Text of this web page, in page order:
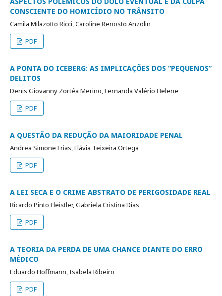
CONSCIENTE DO HOMICÍDIO NO TRÂNSITO
Camila Milazotto Ricci, Caroline Renosto Anzolin
PDF
A PONTA DO ICEBERG: AS IMPLICAÇÕES DOS “PEQUENOS”
DELITOS
Denis Giovanny Zortéa Merino, Fernanda Valério Helene
PDF
A QUESTÃO DA REDUÇÃO DA MAIORIDADE PENAL
Andrea Simone Frias, Flávia Teixeira Ortega
PDF
A LEI SECA E O CRIME ABSTRATO DE PERIGOSIDADE REAL
Ricardo Pinto Fleistler, Gabriela Cristina Dias
PDF
A TEORIA DA PERDA DE UMA CHANCE DIANTE DO ERRO
MÉDICO
Eduardo Hoffmann, Isabela Ribeiro
PDF